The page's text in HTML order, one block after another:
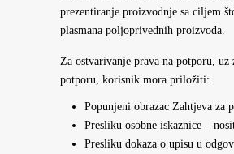
prezentiranje proizvodnje sa ciljem
plasmana poljoprivednih proizvoda.
Za ostvarivanje prava na potporu, uz
potporu, korisnik mora priložiti:
Popunjeni obrazac Zahtjeva za
Presliku osobne iskaznice –
Presliku dokaza o upisu u